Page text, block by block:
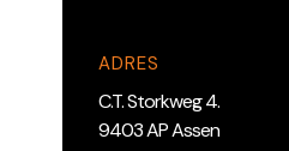
ADRES
C.T. Storkweg 4.
9403 AP Assen